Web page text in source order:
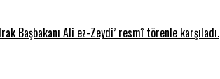
Başbakanı Ali ez-Zeydi’ resmî törenle karşıladı.